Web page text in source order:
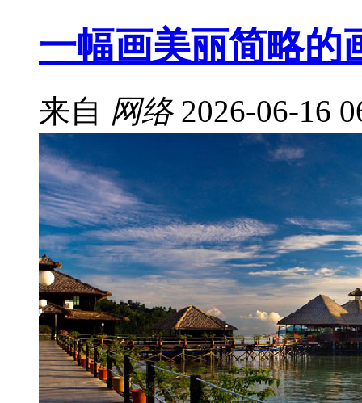
一幅画美丽简略的
来自 网络 2026-06-16